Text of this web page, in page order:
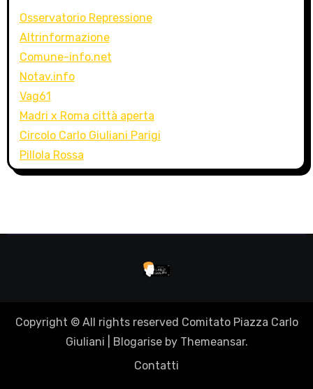
Osservatorio Repressione
Altrinformazione
Comune-info.net
Notav.info
Vag61
Madri x Roma città aperta
Circolo Carlo Giuliani Parigi
Pillola Rossa
Copyright © All rights reserved Comitato Piazza Carlo
Giuliani
Blogariseby Themeansar.
Contatti